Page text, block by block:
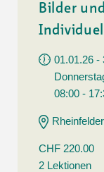
Bilder
01.01.26 -
08:00 -
CHF 220.00
2 Lektionen